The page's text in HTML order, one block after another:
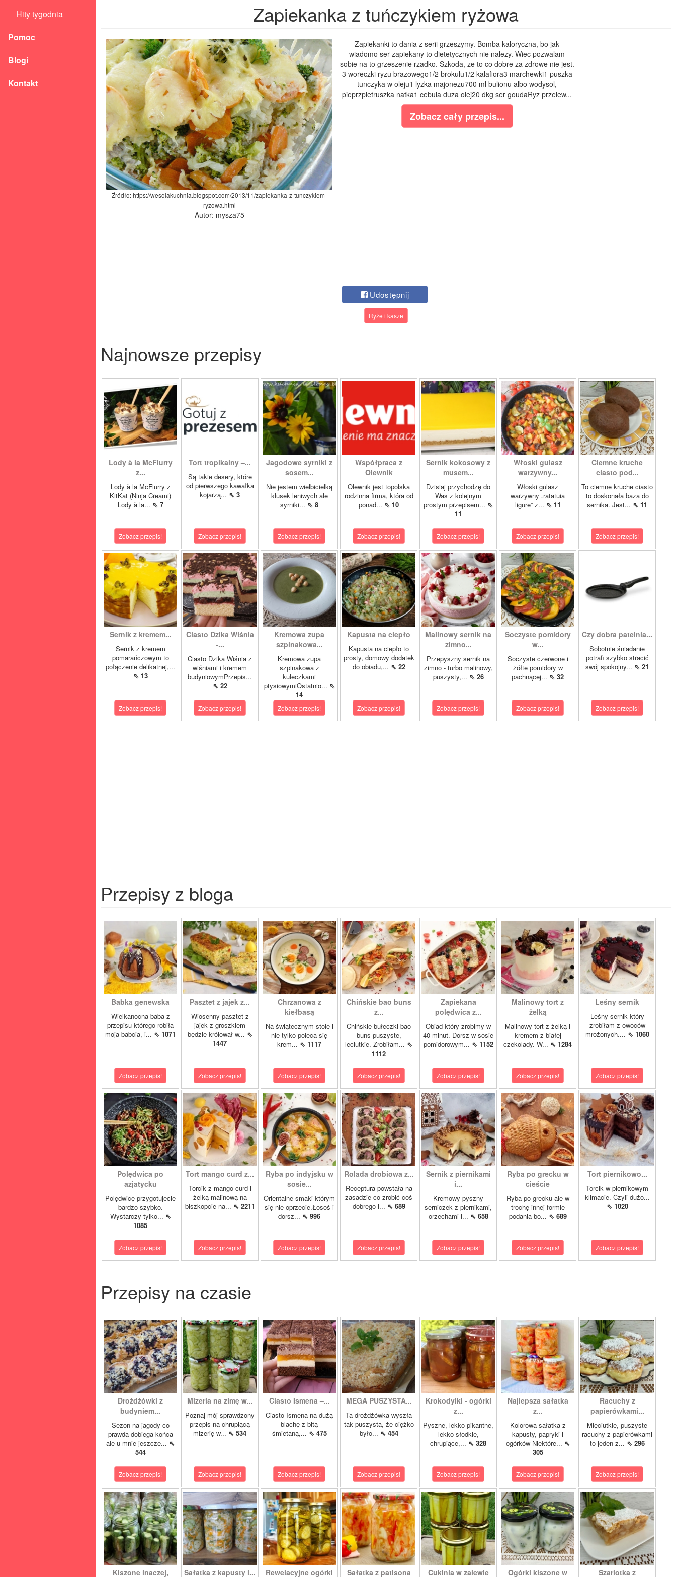
Hity tygodnia
Pomoc
Blogi
Kontakt
Zapiekanka z tuńczykiem ryżowa
Źródło: https://wesolakuchnia.blogspot.com/2013/11/zapiekanka-z-tunczykiem-
ryzowa.html
Autor: mysza75
Zapiekanki to dania z serii grzeszymy. Bomba kaloryczna, bo jak
wiadomo ser zapiekany to dietetycznych nie nalezy. Wiec pozwalam
sobie na to grzeszenie rzadko. Szkoda, ze to co dobre za zdrowe nie jest.
3 woreczki ryzu brazowego1/2 brokulu1/2 kalafiora3 marchewki1 puszka
tunczyka w oleju1 lyzka majonezu700 ml bulionu albo wodysol,
pieprzpietruszka natka1 cebula duza olej20 dkg ser goudaRyz przelew...
Zobacz cały przepis...
Udostępnij
Ryże i kasze
Najnowsze przepisy
Lody à la McFlurry
z...
Lody à la McFlurry z
KitKat (Ninja Creami)
Lody à la... ⇖ 7
Zobacz przepis!
Tort tropikalny –...
Są takie desery, które
od pierwszego kawałka
kojarzą... ⇖ 3
Zobacz przepis!
Jagodowe syrniki z
sosem...
Nie jestem wielbicielką
klusek leniwych ale
syrniki... ⇖ 8
Zobacz przepis!
Współpraca z
Olewnik
Olewnik jest topolska
rodzinna firma, która od
ponad... ⇖ 10
Zobacz przepis!
Sernik kokosowy z
musem...
Dzisiaj przychodzę do
Was z kolejnym
prostym przepisem... ⇖
11
Zobacz przepis!
Włoski gulasz
warzywny...
Włoski gulasz
warzywny „ratatuia
ligure” z... ⇖ 11
Zobacz przepis!
Ciemne kruche
ciasto pod...
To ciemne kruche ciasto
to doskonała baza do
sernika. Jest... ⇖ 11
Zobacz przepis!
Sernik z kremem...
Sernik z kremem
pomarańczowym to
połączenie delikatnej,...
⇖ 13
Zobacz przepis!
Ciasto Dzika Wiśnia
-...
Ciasto Dzika Wiśnia z
wiśniami i kremem
budyniowymPrzepis...
⇖ 22
Zobacz przepis!
Kremowa zupa
szpinakowa...
Kremowa zupa
szpinakowa z
kuleczkami
ptysiowymiOstatnio... ⇖
14
Zobacz przepis!
Kapusta na ciepło
Kapusta na ciepło to
prosty, domowy dodatek
do obiadu,... ⇖ 22
Zobacz przepis!
Malinowy sernik na
zimno...
Przepyszny sernik na
zimno - turbo malinowy,
puszysty,... ⇖ 26
Zobacz przepis!
Soczyste pomidory
w...
Soczyste czerwone i
żółte pomidory w
pachnącej... ⇖ 32
Zobacz przepis!
Czy dobra patelnia...
Sobotnie śniadanie
potrafi szybko stracić
swój spokojny... ⇖ 21
Zobacz przepis!
Przepisy z bloga
Babka genewska
Wielkanocna baba z
przepisu którego robiła
moja babcia, i... ⇖ 1071
Zobacz przepis!
Pasztet z jajek z...
Wiosenny pasztet z
jajek z groszkiem
będzie królował w... ⇖
1447
Zobacz przepis!
Chrzanowa z
kiełbasą
Na świątecznym stole i
nie tylko poleca się
krem... ⇖ 1117
Zobacz przepis!
Chińskie bao buns
z...
Chińskie bułeczki bao
buns puszyste,
leciutkie. Zrobiłam... ⇖
1112
Zobacz przepis!
Zapiekana
polędwica z...
Obiad który zrobimy w
40 minut. Dorsz w sosie
pomidorowym... ⇖ 1152
Zobacz przepis!
Malinowy tort z
żelką
Malinowy tort z żelką i
kremem z białej
czekolady. W... ⇖ 1284
Zobacz przepis!
Leśny sernik
Leśny sernik który
zrobiłam z owoców
mrożonych.... ⇖ 1060
Zobacz przepis!
Polędwica po
azjatycku
Polędwicę przygotujecie
bardzo szybko.
Wystarczy tylko... ⇖
1085
Zobacz przepis!
Tort mango curd z...
Torcik z mango curd i
żelką malinową na
biszkopcie na... ⇖ 2211
Zobacz przepis!
Ryba po indyjsku w
sosie...
Orientalne smaki którym
się nie oprzecie.Łosoś i
dorsz... ⇖ 996
Zobacz przepis!
Rolada drobiowa z...
Receptura powstała na
zasadzie co zrobić coś
dobrego i... ⇖ 689
Zobacz przepis!
Sernik z piernikami
i...
Kremowy pyszny
serniczek z piernikami,
orzechami i... ⇖ 658
Zobacz przepis!
Ryba po grecku w
cieście
Ryba po grecku ale w
trochę innej formie
podania bo... ⇖ 689
Zobacz przepis!
Tort piernikowo...
Torcik w piernikowym
klimacie. Czyli dużo...
⇖ 1020
Zobacz przepis!
Przepisy na czasie
Drożdżówki z
budyniem...
Sezon na jagody co
prawda dobiega końca
ale u mnie jeszcze... ⇖
544
Zobacz przepis!
Mizeria na zimę w...
Poznaj mój sprawdzony
przepis na chrupiącą
mizerię w... ⇖ 534
Zobacz przepis!
Ciasto Ismena –...
Ciasto Ismena na dużą
blachę z bitą
śmietaną,... ⇖ 475
Zobacz przepis!
MEGA PUSZYSTA...
Ta drożdżówka wyszła
tak puszysta, że ciężko
było... ⇖ 454
Zobacz przepis!
Krokodylki - ogórki
z...
Pyszne, lekko pikantne,
lekko słodkie,
chrupiące,... ⇖ 328
Zobacz przepis!
Najlepsza sałatka
z...
Kolorowa sałatka z
kapusty, papryki i
ogórków Niektóre... ⇖
305
Zobacz przepis!
Racuchy z
papierówkami...
Mięciutkie, puszyste
racuchy z papierówkami
to jeden z... ⇖ 296
Zobacz przepis!
Kiszone inaczej, Sałatka z kapusty i... Rewelacyjne ogórki Sałatka z patisona Cukinia w zalewie Ogórki kiszone w Szarlotka z